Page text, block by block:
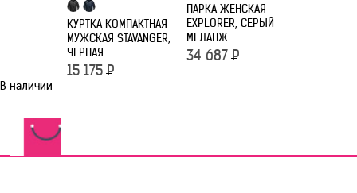
КУРТКА КОМПАКТНАЯ
МУЖСКАЯ STAVANGER,
ЧЕРНАЯ
15 175 Р
ПАРКА ЖЕНСКАЯ
EXPLORER, СЕРЫЙ
МЕЛАНЖ
34 687 Р
В наличии